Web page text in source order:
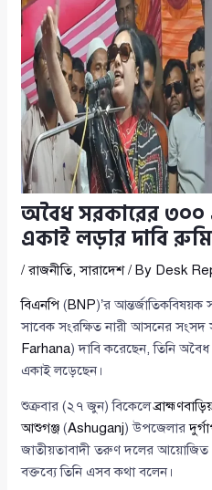
অবৈধ সরকারের ৩০০
একাই লড়ার দাবি
/রাজনীতি,সারাদেশ/ By Desk
বিএনপি (BNP)’র
সাবেক সংরক্ষিত নারী আসনের
Farhana) দাবি করেছেন, তিনি
একাই লড়েছেন।
শুক্রবার (২৭ জুন) বিকেলে
আশুগঞ্জ (Ashuganj) উপজেলার
জাতীয়তাবাদী তরুণ দলের আয়োজিত
বক্তব্যে তিনি এসব কথা বলেন।